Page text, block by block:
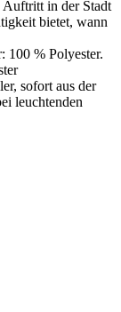
Auftritt in der Stadt
bietet, wann
100 % Polyester.
sofort aus der
leuchtenden